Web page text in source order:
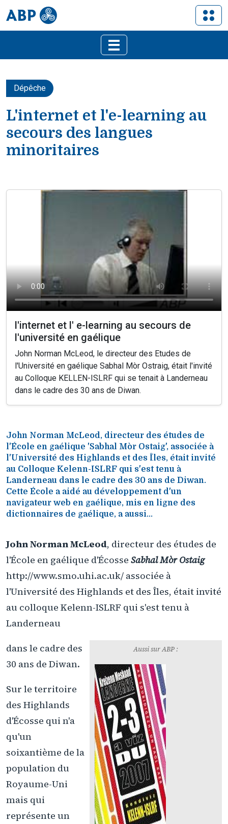
Dépêche
L'internet et l'e-learning au
secours des langues
minoritaires
l'internet et l' e-learning au secours de
l'université en gaélique
John Norman McLeod, le directeur des Etudes de
l'Université en gaélique Sabhal Mòr Ostraig, était l'invité
au Colloque KELLEN-ISLRF qui se tenait à Landerneau
dans le cadre des 30 ans de Diwan.
John Norman McLeod, directeur des études de
l'École en gaélique 'Sabhal Mòr Ostaig', associée à
l'Université des Highlands et des Îles, était invité
au Colloque Kelenn-ISLRF qui s'est tenu à
Landerneau dans le cadre des 30 ans de Diwan.
Cette École a aidé au développement d'un
navigateur web en gaélique, mis en ligne des
dictionnaires de gaélique, a aussi...
John Norman McLeod, directeur des études de
l'École en gaélique d'Écosse Sabhal Mòr Ostaig
http://www.smo.uhi.ac.uk/ associée à
l'Université des Highlands et des Îles, était invité
au colloque Kelenn-ISLRF qui s'est tenu à
Landerneau
Aussi sur ABP :
dans le cadre des
30 ans de Diwan.
Sur le territoire
des Highlands
d'Écosse qui n'a
qu'un
soixantième de la
population du
Royaume-Uni
mais qui
représente un